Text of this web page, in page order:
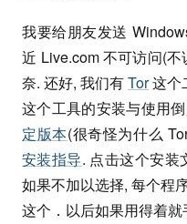
我要给朋友发送
近 Live.com 不可访问(
奈. 还好, 我们有Tor这个
这个工具的安装与使用
定版本(很奇怪为什么
安装指导. 点击这个安装
如果不加以选择, 每个程
这个．以后如果用得着就